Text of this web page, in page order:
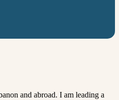
and abroad. I am leading a